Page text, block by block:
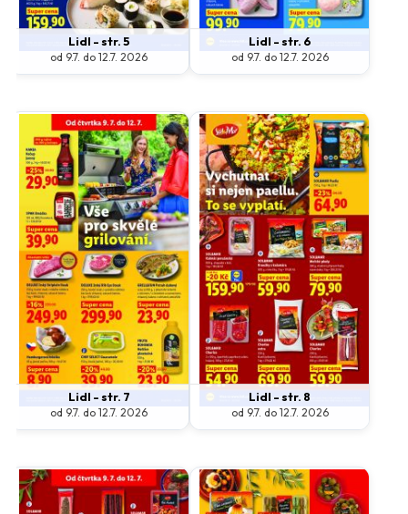
Lidl - str. 5
od 9.7. do 12.7. 2026
Lidl - str. 6
od 9.7. do 12.7. 2026
Lidl - str. 7
od 9.7. do 12.7. 2026
Lidl - str. 8
od 9.7. do 12.7. 2026